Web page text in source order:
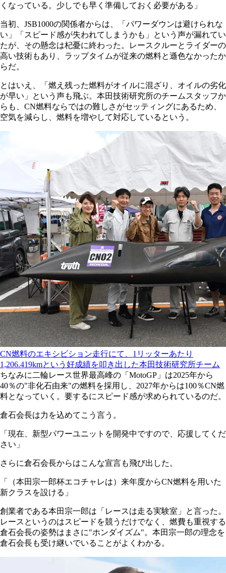
くなっている。少しでも早く準備しておく必要がある」
当初、JSB1000の関係者からは、「パワーダウンは避けられな
い」「スピード感が失われてしまうかも」という声が漏れてい
たが、その懸念は杞憂に終わった。レースクルーとライダーの
高い技術もあり、ラップタイムが従来の燃料と遜色なかったか
らだ。
とはいえ、「燃え残った燃料がオイルに混ざり、オイルの劣化
が早い」という声も飛ぶ。本田技術研究所のチームスタッフか
らも、CN燃料ならではの難しさがセッティングにあるため、
空気を減らし、燃料を増やして対応しているという。
CN燃料のエキシビション走行にて、1リッターあたり
1,206.419kmという好成績を叩き出した本田技術研究所チーム
ちなみに二輪レース世界最高峰の「MotoGP」は2025年から
40％の"非化石由来"の燃料を採用し、2027年からは100％CN燃
料となっていく。要するにスピード感が求められているのだ。
倉石会長は力を込めてこう言う。
「現在、新型パワーユニットを開発中ですので、応援してくだ
さい」
さらに倉石会長からはこんな宣言も飛び出した。
「（本田宗一郎杯エコチャレは）来年度からCN燃料を用いた
新クラスを設ける」
創業者である本田宗一郎は「レースは走る実験室」と言った。
レースというのはスピードを競うだけでなく、燃費も重視する
倉石会長の姿勢はまさに"ホンダイズム"。本田宗一郎の理念を
倉石会長も受け継いでいることがよくわかる。